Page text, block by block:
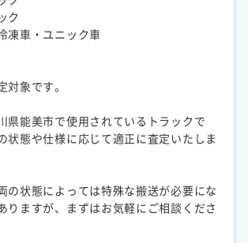
ク
凍車・ユニック車
対象です。
県能美市で使用されているトラックで
状態や仕様に応じて適正に査定いたしま
の状態によっては特殊な搬送が必要にな
りますが、まずはお気軽にご相談くださ